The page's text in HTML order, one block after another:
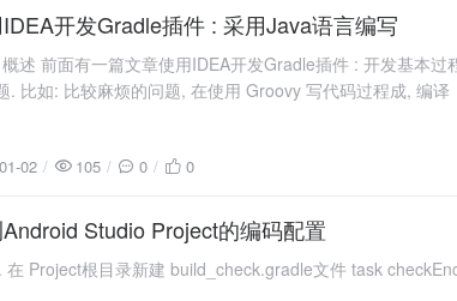
02 开发Gradle插件 : 采用Java语言编写
述 前面有一篇文章使用IDEA开发Gradle插件 : 开发基本
. 比如: 比较麻烦的问题, 在使用 Groovy 写代码过程成, 编译
02 105 0 0
18 Studio Project的编码配置